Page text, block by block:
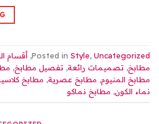
Posted in Style, Uncategorized
, أقسام
مطابخ, تصميمات رائعة, تفصيل مطابخ,
مطابخ المنيوم, مطابخ عصرية, مطابخ
نماء الكون, مطابخ نماكو